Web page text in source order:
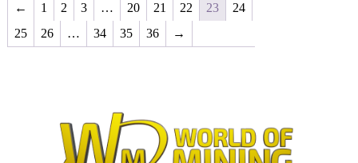
← 1 2 3 … 20 21 22 23
24
25
26 … 34 35 36 →